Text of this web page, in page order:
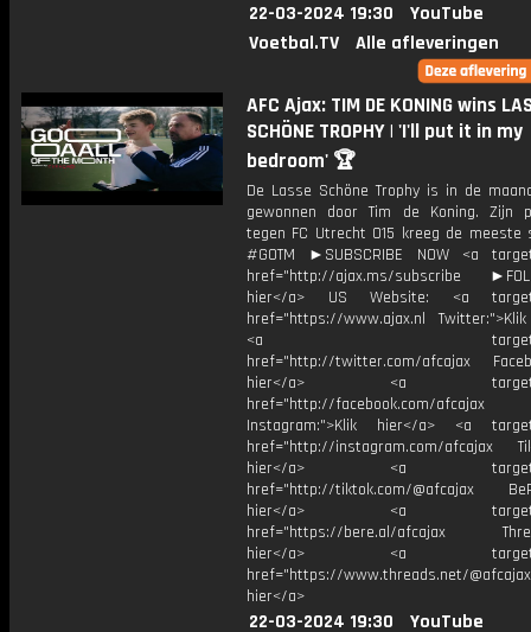
22-03-2024 19:30
YouTube
Voetbal.TV
Alle afleveringen
AFC Ajax: TIM DE KONING wins
SCHÖNE TROPHY | 'I'll put it in my
bedroom' 🏆
De Lasse Schöne Trophy is in de
gewonnen door Tim de Koning. Zijn
tegen FC Utrecht O15 kreeg de meeste
#GOTM ►SUBSCRIBE NOW <a
href="http://ajax.ms/subscribe
hier</a> US Website: <a
href="https://www.ajax.nl
<a
href="http://twitter.com/afcajax
hier</a> <a
href="http://facebook.com/afcajax
Instagram:">Klik hier</a> <a
href="http://instagram.com/afcajax
hier</a> <a
href="http://tiktok.com/@afcajax
hier</a> <a
href="https://bere.al/afcajax
hier</a> <a
href="https://www.threads.net/
hier</a>
22-03-2024 19:30
YouTube